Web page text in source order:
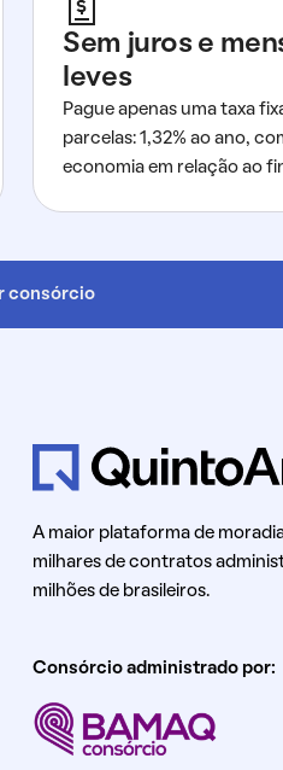
Sem juros e
leves
Pague apenas uma taxa
parcelas: 1,32% ao ano,
economia em relação ao
consórcio
A maior plataforma de
milhares de contratos
milhões de brasileiros.
Consórcio administrado por: